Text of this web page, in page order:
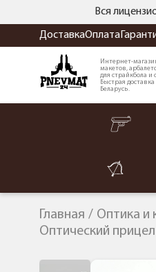
Вся
ДоставкаОплата
Интернет-
макетов,
для страйкбола и
Быстрая
Беларусь.
Главная Оптика и
Оптический